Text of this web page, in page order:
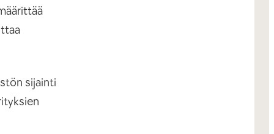
sijainti